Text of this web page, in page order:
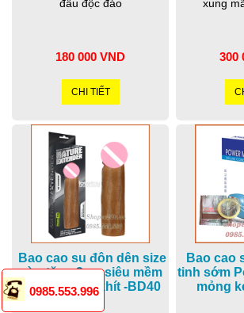
đầu độc đáo
180 000 VND
CHI TIẾT
xung
300
Bao cao su đôn dên size
vừa tăng 3cm siêu mềm
như thật vừa khít -BD40
Bao cao
tinh sớm
mỏng
0985.553.996